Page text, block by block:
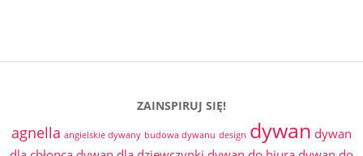
ZAINSPIRUJ SIĘ!
agnella angielskie dywany budowa dywanu design dywan dywan